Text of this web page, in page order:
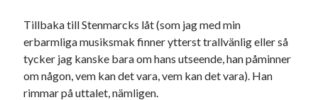
Tillbaka till Stenmarcks låt (som jag med min
erbarmliga musiksmak finner ytterst trallvänlig eller så
tycker jag kanske bara om hans utseende, han påminner
om någon, vem kan det vara, vem kan det vara). Han
rimmar på uttalet, nämligen.